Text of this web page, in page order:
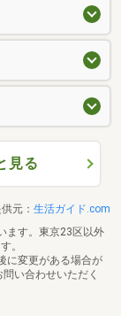
見る
元： 生活ガイド.com
ます。東京23区以外
。
に変更がある場合が
い合わせいただく